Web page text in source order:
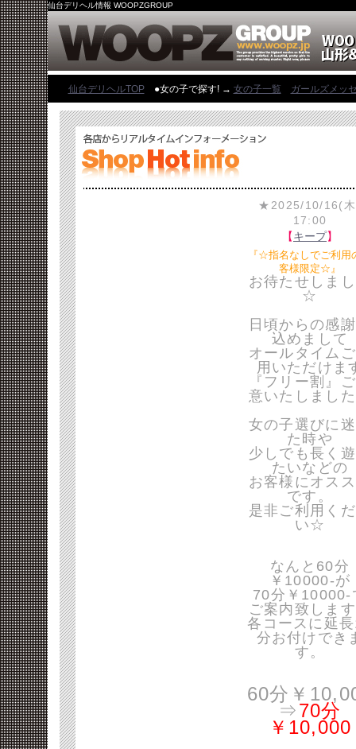
仙台デリヘル情報 WOOPZGROUP
仙台デリヘルTOP●女の子で探す! → 女の子一覧 ガールズメッ
★2025/10/16(
17:00
【キープ】
『☆指名なしでご利用
客様限定☆』
お待たせしま
☆
日頃からの感
込めまして
オールタイム
用いただけま
『フリー割』
意いたしまし
女の子選びに
た時や
少しでも長く
たいなどの
お客様にオス
です。
是非ご利用く
い☆
なんと60分
￥10000-が
70分￥10000-
ご案内致しま
各コースに延
分お付けでき
す。
60分￥
⇒70分
￥10,000